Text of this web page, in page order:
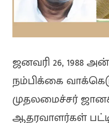
ஜனவரி 26, 1988
நம்பிக்கை
முதலமைச்சர்
ஆதரவாளர்கள்